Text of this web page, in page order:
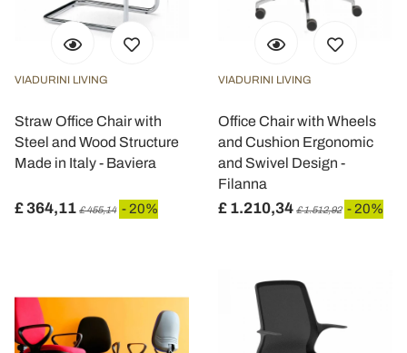
VIADURINI LIVING
Straw Office Chair with
Steel and Wood Structure
Made in Italy - Baviera
£ 364,11 £ 455,14 - 20%
VIADURINI LIVING
Office Chair with Wheels
and Cushion Ergonomic
and Swivel Design -
Filanna
£ 1.210,34 £ 1.512,92 - 20%